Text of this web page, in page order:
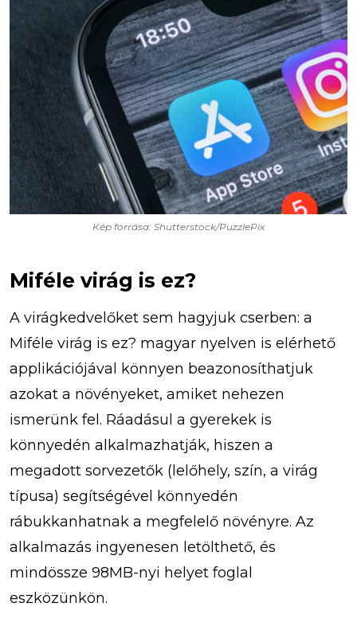
Kép forrása: Shutterstock/PuzzlePix
Miféle virág is ez?
A virágkedvelőket sem hagyjuk cserben: a
Miféle virág is ez? magyar nyelven is elérhető
applikációjával könnyen beazonosíthatjuk
azokat a növényeket, amiket nehezen
ismerünk fel. Ráadásul a gyerekek is
könnyedén alkalmazhatják, hiszen a
megadott sorvezetők (lelőhely, szín, a virág
típusa) segítségével könnyedén
rábukkanhatnak a megfelelő növényre. Az
alkalmazás ingyenesen letölthető, és
mindössze 98MB-nyi helyet foglal
eszközünkön.